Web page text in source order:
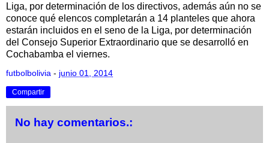
Liga, por determinación de los directivos, además aún no se
conoce qué elencos completarán a 14 planteles que ahora
estarán incluidos en el seno de la Liga, por determinación
del Consejo Superior Extraordinario que se desarrolló en
Cochabamba el viernes.
futbolbolivia - junio 01, 2014
Compartir
No hay comentarios.: